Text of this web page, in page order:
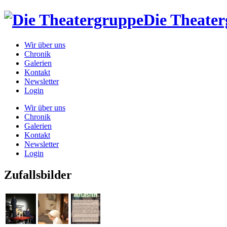
Die
Wir über uns
Chronik
Galerien
Kontakt
Newsletter
Login
Wir über uns
Chronik
Galerien
Kontakt
Newsletter
Login
Zufallsbilder